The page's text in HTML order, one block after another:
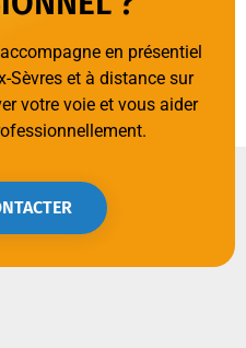
en présentiel
Sèvres et à distance sur
votre voie et vous aider